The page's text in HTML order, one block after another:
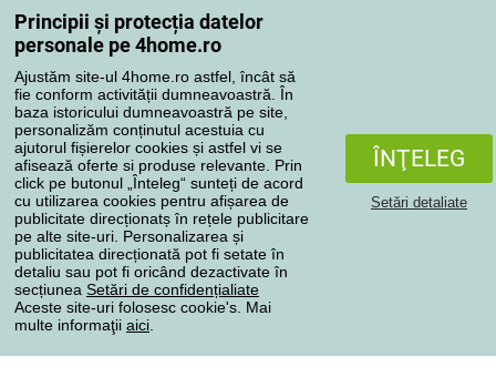
Principii și protecția datelor
personale pe 4home.ro
Ajustăm site-ul 4home.ro astfel, încât să
fie conform activității dumneavoastră. În
baza istoricului dumneavoastră pe site,
personalizăm conținutul acestuia cu
ajutorul fișierelor cookies și astfel vi se
afisează oferte si produse relevante. Prin
click pe butonul „Înteleg“ sunteți de acord
cu utilizarea cookies pentru afișarea de
publicitate direcționatș în rețele publicitare
pe alte site-uri. Personalizarea și
publicitatea direcționată pot fi setate în
detaliu sau pot fi oricând dezactivate în
secțiunea Setări de confidențialiate
Aceste site-uri folosesc cookie's. Mai
multe informaţii aici
ÎNŢELEG
Setări detaliate
Reclamaţii
Retragere de la contract
Regulile de procesare a recenziilor
Metode de transport
Metode de plată
Magazin de încredere